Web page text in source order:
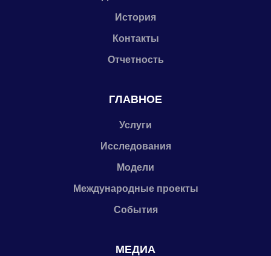
История
Контакты
Отчетность
ГЛАВНОЕ
Услуги
Исследования
Модели
Международные проекты
События
МЕДИА